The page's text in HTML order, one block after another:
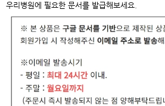
우리병원에 필요한 문서를 발급해보세요.